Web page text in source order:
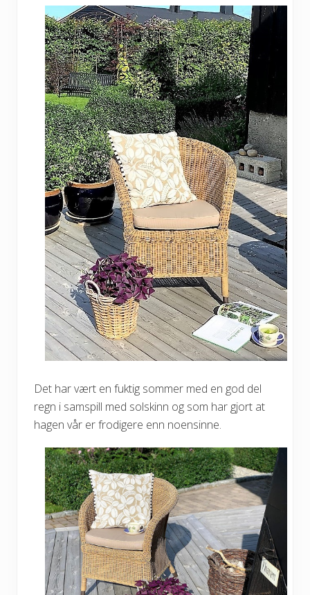
Det har vært en fuktig sommer med en god del
regn i samspill med solskinn og som har gjort at
hagen vår er frodigere enn noensinne.